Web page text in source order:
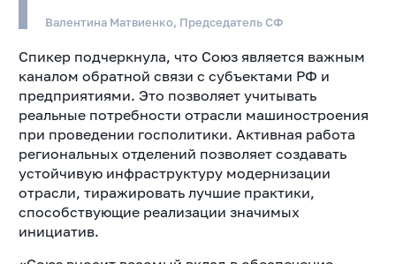
Валентина Матвиенко, Председатель СФ
Спикер подчеркнула, что Союз является важным
каналом обратной связи с субъектами РФ и
предприятиями. Это позволяет учитывать
реальные потребности отрасли машиностроения
при проведении госполитики. Активная работа
региональных отделений позволяет создавать
устойчивую инфраструктуру модернизации
отрасли, тиражировать лучшие практики,
способствующие реализации значимых
инициатив.